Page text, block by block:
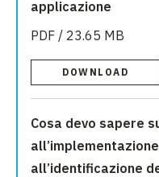
applicazione
PDF / 23.65 MB
DOWNLOAD
Cosa devo sapere
all’identificazione